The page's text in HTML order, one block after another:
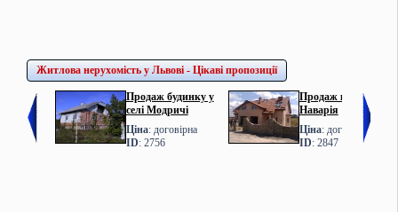
Житлова нерухомість у Львові - Цікаві пропозиції
Продаж будинку у
селі Модричі
Ціна: договірна
ID: 2756
Продаж котеджу у с.
Наварія
Ціна: договірна
ID: 2847